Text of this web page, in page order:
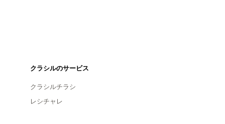
クラシルのサービス
クラシルチラシ
レシチャレ